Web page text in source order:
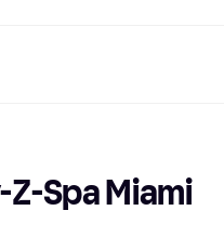
Spa Miami